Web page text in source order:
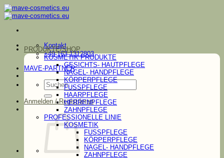
Zum
Inhalt
springen
Kontakt
+49 163 1312803
MAVE-PARTNER
Suchen
nach:
Anmelden / Registrieren
PRODUKTE/SHOP
KOSMETIK PRODUKTE
GESICHTS- HAUTPFLEGE
NAGEL- HANDPFLEGE
KÖRPERPFLEGE
FUSSPFLEGE
HAARPFLEGE
HERRENPFLEGE
ZAHNPFLEGE
PROFESSIONELLE LINIE
KOSMETIK
FUSSPFLEGE
KÖRPERPFLEGE
NAGEL- HANDPFLEGE
ZAHNPFLEGE